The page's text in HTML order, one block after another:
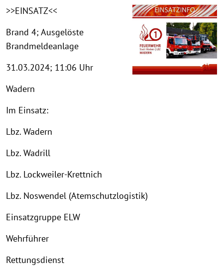
>>EINSATZ<<
Brand 4; Ausgelöste
Brandmeldeanlage
31.03.2024; 11:06 Uhr
Wadern
Im Einsatz:
Lbz. Wadern
Lbz. Wadrill
Lbz. Lockweiler-Krettnich
Lbz. Noswendel (Atemschutzlogistik)
Einsatzgruppe ELW
Wehrführer
Rettungsdienst